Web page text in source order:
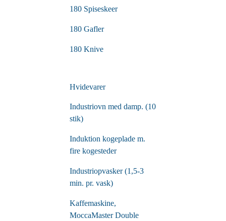
180 Spiseskeer
180 Gafler
180 Knive
Hvidevarer
Industriovn med damp. (10
stik)
Induktion kogeplade m.
fire kogesteder
Industriopvasker (1,5-3
min. pr. vask)
Kaffemaskine,
MoccaMaster Double